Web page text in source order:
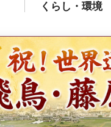
くらし・環境